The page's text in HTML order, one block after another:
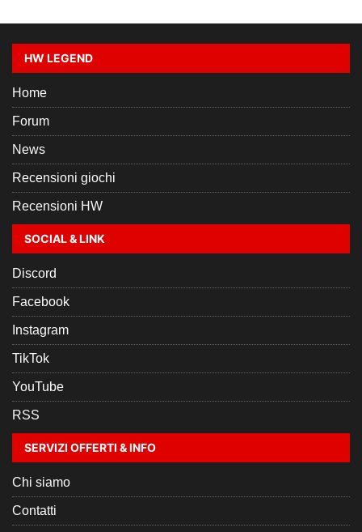
HW LEGEND
Home
Forum
News
Recensioni giochi
Recensioni HW
SOCIAL & LINK
Discord
Facebook
Instagram
TikTok
YouTube
RSS
SERVIZI OFFERTI & INFO
Chi siamo
Contatti